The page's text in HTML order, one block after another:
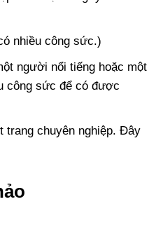
nhiều công sức.)
người nổi tiếng hoặc một
công sức để có được
trang chuyên nghiệp. Đây